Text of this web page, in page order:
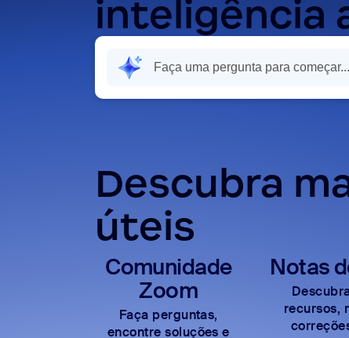
inteligência
Descubra
úteis
Comunidade
Zoom
Faça perguntas,
encontre soluções e
Notas
recursos,